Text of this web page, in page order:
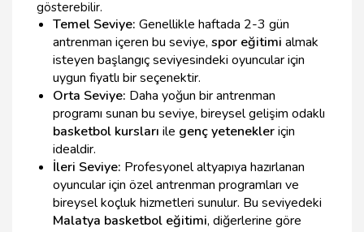
gösterebilir.
Temel Seviye: Genellikle haftada 2-3 gün
antrenman içeren bu seviye, spor eğitimi almak
isteyen başlangıç seviyesindeki oyuncular için
uygun fiyatlı bir seçenektir.
Orta Seviye: Daha yoğun bir antrenman
programı sunan bu seviye, bireysel gelişim odaklı
basketbol kursları ile genç yetenekleriçin
idealdir.
İleri Seviye: Profesyonel altyapıya hazırlanan
oyuncular için özel antrenman programları ve
bireysel koçluk hizmetleri sunulur. Bu seviyedeki
Malatya basketbol eğitimi, diğerlerine göre